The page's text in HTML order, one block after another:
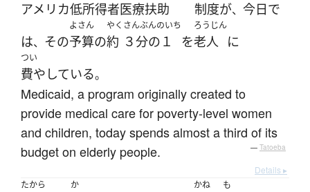
アメリカ低所得者医療扶助 制度が、 今日で
は、 その
よさん
予算の
やく
約
さんぶんのいち
３分の１ を
ろうじん
老人 に
つい
費やしている。
Medicaid, a program originally created to
provide medical care for poverty-level women
and children, today spends almost a third of its
budget on elderly people.
— Tatoeba
Details ▸
たから
か かね も